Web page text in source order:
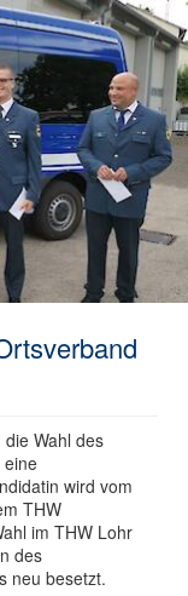
Wahl des
wird vom
THW
im THW Lohr
des
neu besetzt.